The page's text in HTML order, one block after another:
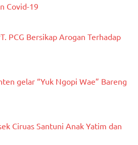
Covid-19
PCG Bersikap Arogan Terhadap
gelar “Yuk Ngopi Wae” Bareng
Ciruas Santuni Anak Yatim dan